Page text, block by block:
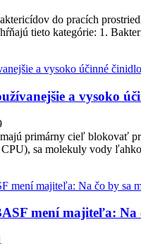
do pracích
tieto kategórie: 1.
a vysoko
primárny cieľ blokovať
sa molekuly vody
mení majiteľa: